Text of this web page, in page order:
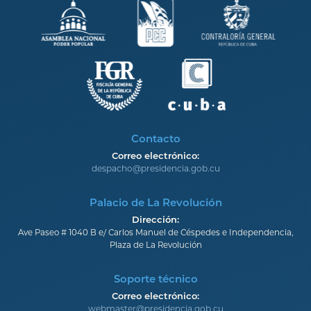
Contacto
Correo electrónico:
despacho@presidencia.gob.cu
Palacio de La Revolución
Dirección:
Ave Paseo # 1040 B e/ Carlos Manuel de Céspedes e Independencia,
Plaza de La Revolución
Soporte técnico
Correo electrónico:
webmaster@presidencia.gob.cu